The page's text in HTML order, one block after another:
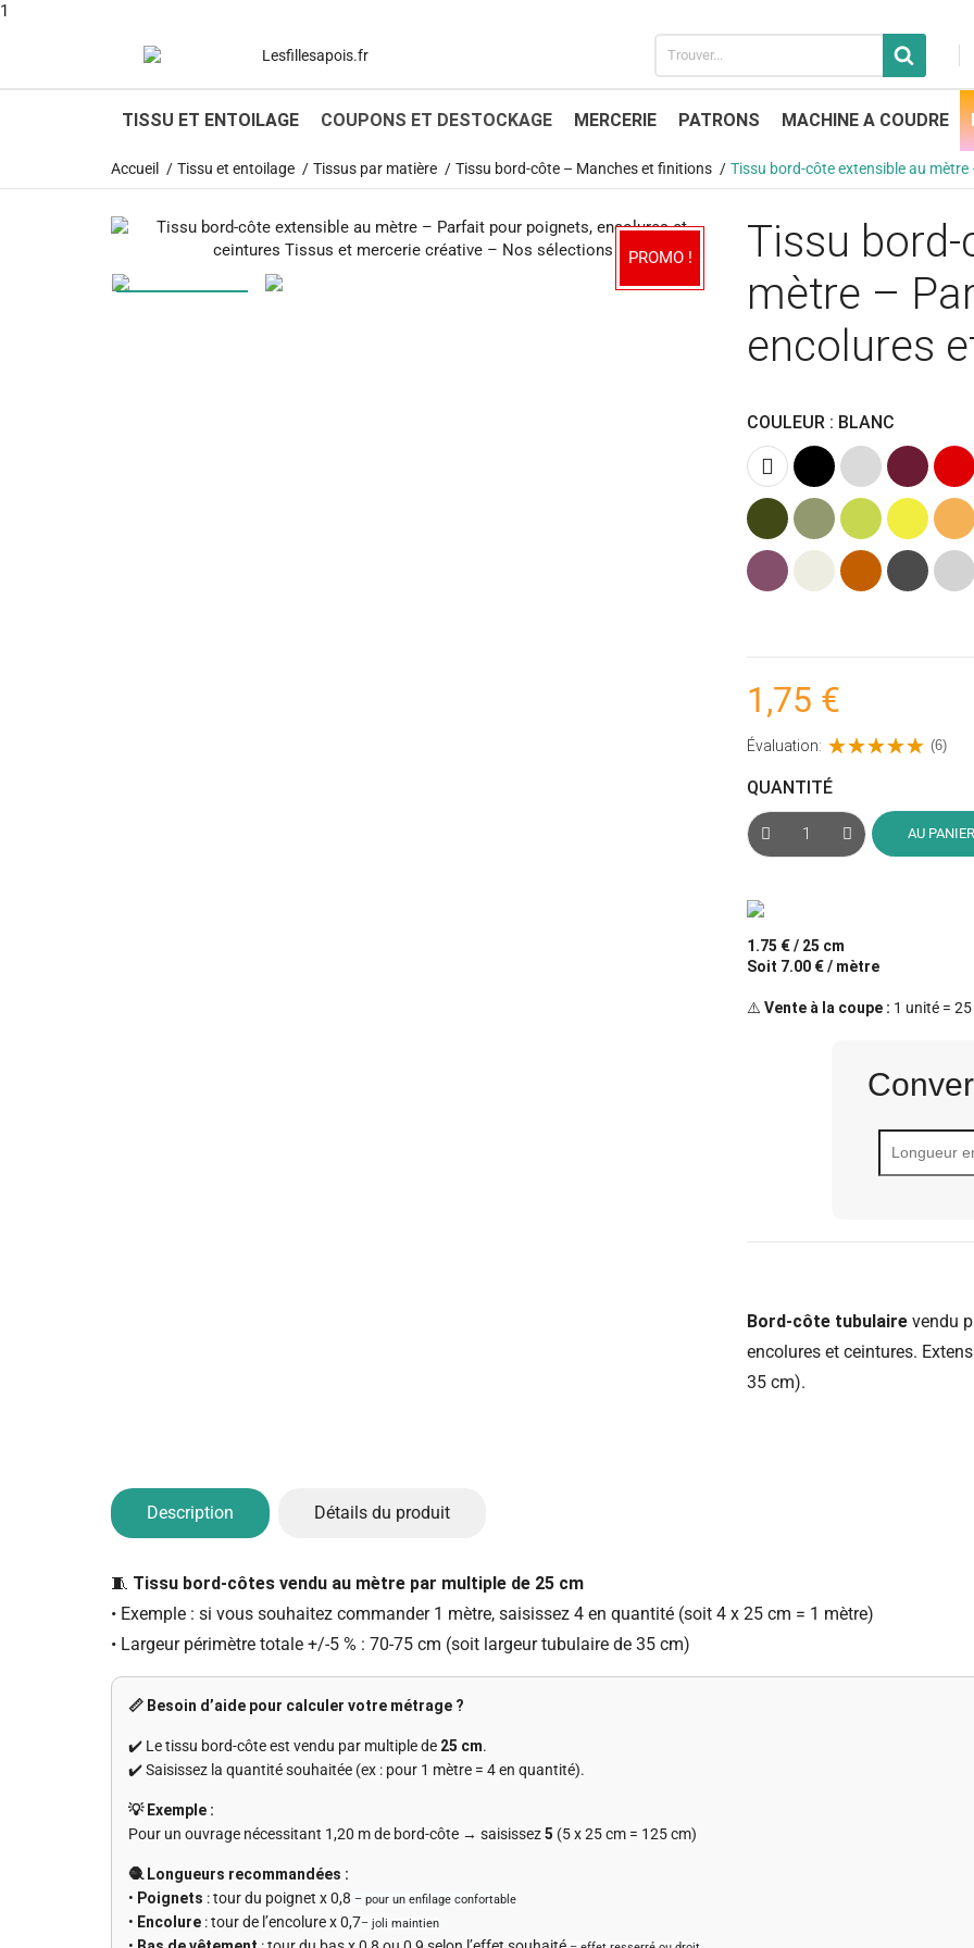
1
TISSU ET ENTOILAGE COUPONS ET DESTOCKAGE MERCERIE PATRONS MACHINE A COUDRE
Accueil Tissu et entoilage Tissus par matière Tissu bord-côte – Manches et finitions Tissu bord-côte extensible au
PROMO !
Tissu
mètre –
encolures
COULEUR : BLANC
Blanc Noir
Gris
clair
BordeauxRouge
Kaki
(Vert
Armée)
Vert
Olive
Vert
anis
Jaune Ocre
Figue
givrée
Ecru Terracotta
Gris
anthracite
Gris
clair
1,75 €
Évaluation: (6)
QUANTITÉ
AU PANIER
1.75 € / 25 cm
Soit 7.00 € / mètre
⚠️ Vente à la coupe : 1 unité =
Bord-côte tubulaire vendu
encolures et ceintures.
35 cm).
Description Détails du produit
🧵 Tissu bord-côtes vendu au mètre par multiple de 25 cm
• Exemple : si vous souhaitez commander 1 mètre, saisissez 4 en quantité (soit 4 x 25 cm = 1 mètre)
• Largeur périmètre totale +/-5 % : 70-75 cm (soit largeur tubulaire de 35 cm)
📏 Besoin d’aide pour calculer votre métrage ?
✔️ Le tissu bord-côte est vendu par multiple de 25 cm.
✔️ Saisissez la quantité souhaitée (ex : pour 1 mètre = 4 en quantité).
💡 Exemple :
Pour un ouvrage nécessitant 1,20 m de bord-côte → saisissez5 (5 x 25 cm = 125 cm)
🧶 Longueurs recommandées :
• Poignets : tour du poignet x 0,8 – pour un enfilage confortable
• Encolure : tour de l’encolure x 0,7– joli maintien